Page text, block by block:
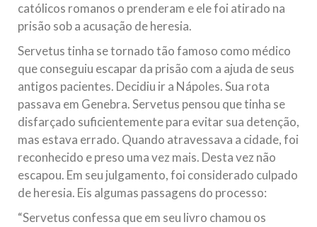
católicos romanos o prenderam e ele foi atirado na
prisão sob a acusação de heresia.
Servetus tinha se tornado tão famoso como médico
que conseguiu escapar da prisão com a ajuda de seus
antigos pacientes. Decidiu ir a Nápoles. Sua rota
passava em Genebra. Servetus pensou que tinha se
disfarçado suficientemente para evitar sua detenção,
mas estava errado. Quando atravessava a cidade, foi
reconhecido e preso uma vez mais. Desta vez não
escapou. Em seu julgamento, foi considerado culpado
de heresia. Eis algumas passagens do processo:
“Servetus confessa que em seu livro chamou os